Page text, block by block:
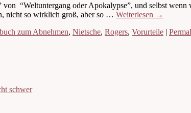
“Weltuntergang oder Apokalypse”, und selbst
nicht so wirklich groß, aber so … Weiterlesen →
zum Abnehmen, Nietsche, Rogers, Vorurteile |
schwer